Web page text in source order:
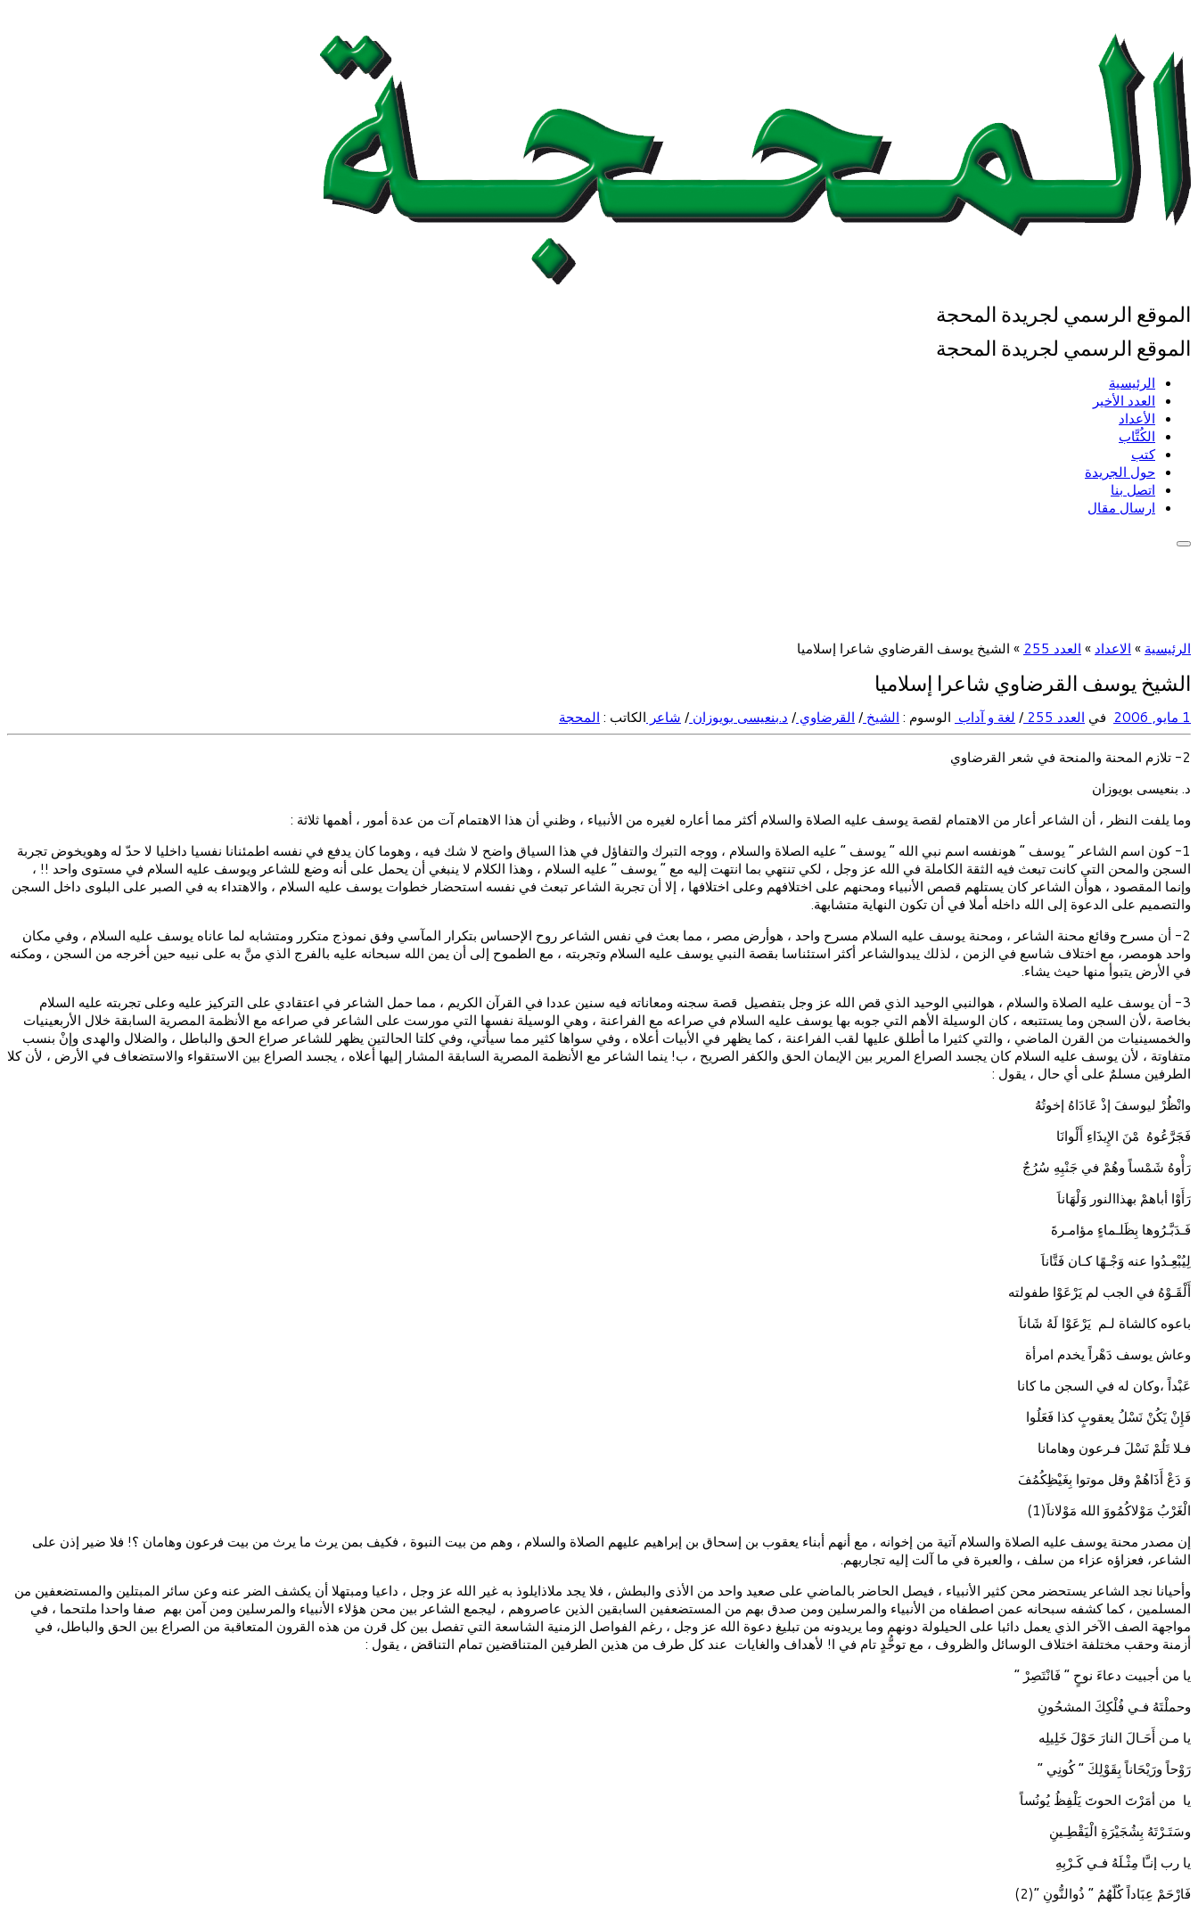
الموقع الرسمي لجريدة المحجة
الموقع الرسمي لجريدة المحجة
الرئيسية
العدد الأخير
الأعداد
الكُتَّاب
كتب
حول الجريدة
اتصل بنا
ارسال مقال
الرئيسية » الاعداد » العدد 255 » الشيخ يوسف القرضاوي شاعرا إسلاميا
الشيخ يوسف القرضاوي شاعرا إسلاميا
1 مايو, 2006 في العدد 255 / لغة و آداب الوسوم : الشيخ / القرضاوي / د.بنعيسى بويوزان / شاعر الكاتب : المحجة
2- تلازم المحنة والمنحة في شعر القرضاوي
د. بنعيسى بويوزان
وما يلفت النظر ، أن الشاعر أعار من الاهتمام لقصة يوسف عليه الصلاة والسلام أكثر مما أعاره لغيره من الأنبياء ، وظني أن هذا الاهتمام آت من عدة أمور ، أهمها ثلاثة :
1- كون اسم الشاعر ” يوسف ” هونفسه اسم نبي الله ” يوسف ” عليه الصلاة والسلام ، ووجه التبرك والتفاؤل في هذا السياق واضح لا شك فيه ، وهوما كان يدفع في نفسه اطمئنانا نفسيا داخليا لا حدّ له وهويخوض تجربة
السجن والمحن التي كانت تبعث فيه الثقة الكاملة في الله عز وجل ، لكي تنتهي بما انتهت إليه مع ” يوسف ” عليه السلام ، وهذا الكلام لا ينبغي أن يحمل على أنه وضع للشاعر ويوسف عليه السلام في مستوى واحد !! ،
وإنما المقصود ، هوأن الشاعر كان يستلهم قصص الأنبياء ومحنهم على اختلافهم وعلى اختلافها ، إلا أن تجربة الشاعر تبعث في نفسه استحضار خطوات يوسف عليه السلام ، والاهتداء به في الصبر على البلوى داخل السجن
والتصميم على الدعوة إلى الله داخله أملا في أن تكون النهاية متشابهة.
2- أن مسرح وقائع محنة الشاعر ، ومحنة يوسف عليه السلام مسرح واحد ، هوأرض مصر ، مما بعث في نفس الشاعر روح الإحساس بتكرار المآسي وفق نموذج متكرر ومتشابه لما عاناه يوسف عليه السلام ، وفي مكان
واحد هومصر، مع اختلاف شاسع في الزمن ، لذلك يبدوالشاعر أكثر استئناسا بقصة النبي يوسف عليه السلام وتجربته ، مع الطموح إلى أن يمن الله سبحانه عليه بالفرج الذي منَّ به على نبيه حين أخرجه من السجن ، ومكنه
في الأرض يتبوأ منها حيث يشاء.
3- أن يوسف عليه الصلاة والسلام ، هوالنبي الوحيد الذي قص الله عز وجل بتفصيل قصة سجنه ومعاناته فيه سنين عددا في القرآن الكريم ، مما حمل الشاعر في اعتقادي على التركيز عليه وعلى تجربته عليه السلام
بخاصة ،لأن السجن وما يستتبعه ، كان الوسيلة الأهم التي جوبه بها يوسف عليه السلام في صراعه مع الفراعنة ، وهي الوسيلة نفسها التي مورست على الشاعر في صراعه مع الأنظمة المصرية السابقة خلال الأربعينيات
والخمسينيات من القرن الماضي ، والتي كثيرا ما أطلق عليها لقب الفراعنة ، كما يظهر في الأبيات أعلاه ، وفي سواها كثير مما سيأتي، وفي كلتا الحالتين يظهر للشاعر صراع الحق والباطل ، والضلال والهدى وإنْ بنسب
متفاوتة ، لأن يوسف عليه السلام كان يجسد الصراع المرير بين الإيمان الحق والكفر الصريح ، ب! ينما الشاعر مع الأنظمة المصرية السابقة المشار إليها أعلاه ، يجسد الصراع بين الاستقواء والاستضعاف في الأرض ، لأن كلا
الطرفين مسلمٌ على أي حال ، يقول :
وانْظُرْ ليوسفَ إذْ عَادَاهُ إخوتُهُ
فَجَرَّعُوهُ مْنَ الإِيذَاءِ أَلْوانَا
رَأْوهُ شَمْساً وهُمْ في جَنْبِهِ سُرُجٌ
رَأَوْا أباهمْ بهذاالنور وَلْهَاناَ
فَـدَبَّـرُوها بِظَلـماءٍ مؤامـرةَ
لِيُبْعِـدُوا عنه وَجْـهًا كـان فَتَّاناَ
أَلْقَـوْهُ في الجب لم يَرْعَوْا طفولته
باعوه كالشاة لـم يَرْعَوْا لَهُ شَاناَ
وعاش يوسف دَهْراً يخدم امرأة
عَبْداً ،وكان له في السجن ما كانا
فَإِنْ يَكُنْ نَسْلُ يعقوبٍ كذا فَعَلُوا
فـلا تَلُمْ نَسْلَ فـرعون وهامانا
وَ دَعْ أَذَاهُمْ وقل موتوا بِغَيْظِكُمُفَ
الْغَرْبُ مَوْلاكُمُووَ الله مَوْلاناَ(1)
إن مصدر محنة يوسف عليه الصلاة والسلام آتية من إخوانه ، مع أنهم أبناء يعقوب بن إسحاق بن إبراهيم عليهم الصلاة والسلام ، وهم من بيت النبوة ، فكيف بمن يرث ما يرث من بيت فرعون وهامان ؟! فلا ضير إذن على
الشاعر، فعزاؤه عزاء من سلف ، والعبرة في ما آلت إليه تجاربهم.
وأحيانا نجد الشاعر يستحضر محن كثير الأنبياء ، فيصل الحاضر بالماضي على صعيد واحد من الأذى والبطش ، فلا يجد ملاذايلوذ به غير الله عز وجل ، داعيا ومبتهلا أن يكشف الضر عنه وعن سائر المبتلين والمستضعفين من
المسلمين ، كما كشفه سبحانه عمن اصطفاه من الأنبياء والمرسلين ومن صدق بهم من المستضعفين السابقين الذين عاصروهم ، ليجمع الشاعر بين محن هؤلاء الأنبياء والمرسلين ومن آمن بهم صفا واحدا ملتحما ، في
مواجهة الصف الآخر الذي يعمل دائبا على الحيلولة دونهم وما يريدونه من تبليغ دعوة الله عز وجل ، رغم الفواصل الزمنية الشاسعة التي تفصل بين كل قرن من هذه القرون المتعاقبة من الصراع بين الحق والباطل، في
أزمنة وحقب مختلفة اختلاف الوسائل والظروف ، مع توحُّدٍ تام في ا! لأهداف والغايات عند كل طرف من هذين الطرفين المتناقضين تمام التناقض ، يقول :
يا من أجبيت دعاءَ نوحٍ ” فَانْتَصِرْ ”
وحملْتَهُ فـي فُلْكِكَ المشحُونِ
يا مـن أَحَـالَ النارَ حَوْلَ خَلِيلِه
رَوْحاً ورَيْحَاناً بِقَوْلِكَ ” كُونِي ”
يا من أمَرْتَ الحوتَ يَلْفِظُ يُونُساً
وسَتَـرْتَهُ بِشُجَيْرَةِ الْيَقْطِـينِ
يا رب إنـَّا مِثْـلَهُ فـي كَـرْبِهِ
فَارْحَمْ عِبَاداً كُلّهُمُ ” ذُوالنُّونِ “(2)